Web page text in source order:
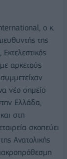
ο κ.
της
, Εκτελεστικός
αρκετούς
νέο σημείο
Ελλάδα,
στη
σκοπεύει
Ανατολικής